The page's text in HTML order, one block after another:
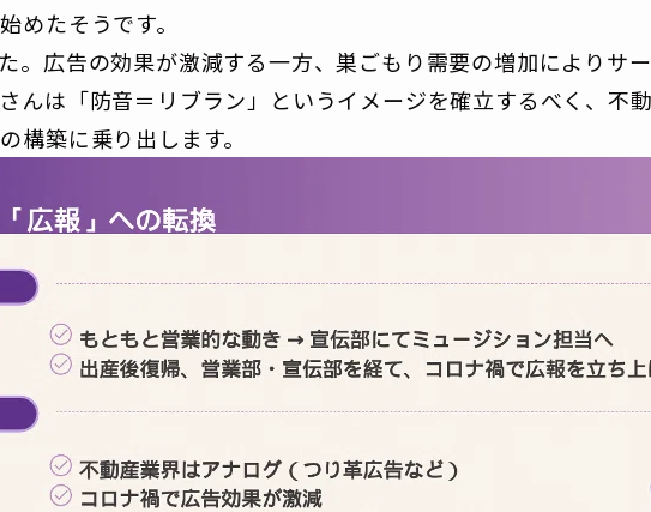
めたそうです。
。広告の効果が激減する一方、巣ごもり需要の増加によりサ
んは「防音＝リブラン」というイメージを確立するべく、不
構築に乗り出します。